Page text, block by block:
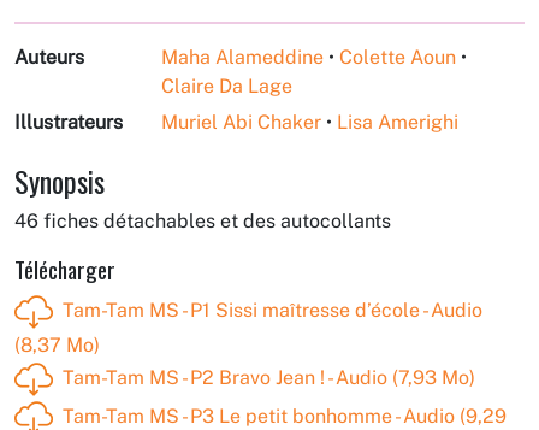
Auteurs Maha Alameddine • Colette Aoun •
Claire Da Lage
Illustrateurs
Muriel Abi Chaker • Lisa Amerighi
Synopsis
46 fiches détachables et des autocollants
Télécharger
Tam-Tam MS - P1 Sissi maîtresse d’école - Audio
(8,37 Mo)
Tam-Tam MS - P2 Bravo Jean ! - Audio (7,93 Mo)
Tam-Tam MS - P3 Le petit bonhomme - Audio (9,29